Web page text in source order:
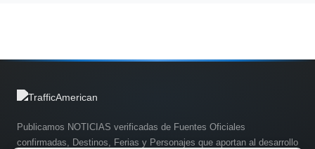
Publicamos NOTICIAS verificadas de Fuentes Oficiales
confirmadas, Destinos, Ferias y Personajes que aportan al desarrollo